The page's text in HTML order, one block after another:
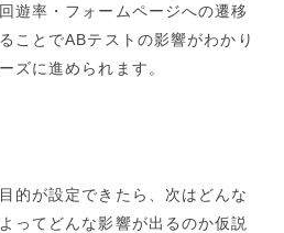
遊率・フォームページへの遷移
ことでABテストの影響がわかり
ズに進められます。
的が設定できたら、次はどんな
ってどんな影響が出るのか仮説